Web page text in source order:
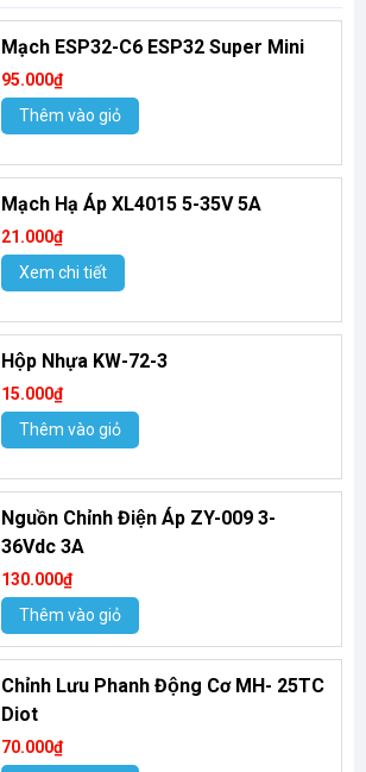
Mạch ESP32-C6 ESP32 Super Mini
95.000₫
Thêm vào giỏ
Mạch Hạ Áp XL4015 5-35V 5A
21.000₫
Xem chi tiết
Hộp Nhựa KW-72-3
15.000₫
Thêm vào giỏ
Nguồn Chỉnh Điện Áp ZY-009 3-
36Vdc 3A
130.000₫
Thêm vào giỏ
Chỉnh Lưu Phanh Động Cơ MH- 25TC
Diot
70.000₫